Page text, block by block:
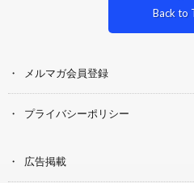
Back to
メルマガ会員登録
プライバシーポリシー
広告掲載